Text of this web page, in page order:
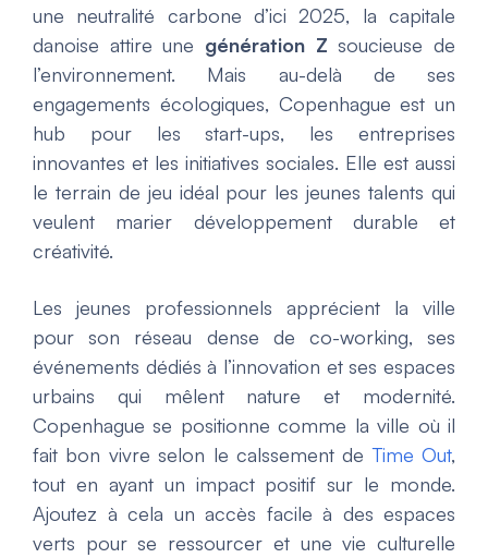
une neutralité carbone d’ici 2025, la capitale
danoise attire une génération Z soucieuse de
l’environnement. Mais au-delà de ses
engagements écologiques, Copenhague est un
hub pour les start-ups, les entreprises
innovantes et les initiatives sociales. Elle est aussi
le terrain de jeu idéal pour les jeunes talents qui
veulent marier développement durable et
créativité.
Les jeunes professionnels apprécient la ville
pour son réseau dense de co-working, ses
événements dédiés à l’innovation et ses espaces
urbains qui mêlent nature et modernité.
Copenhague se positionne comme la ville où il
fait bon vivre selon le calssement deTime Out,
tout en ayant un impact positif sur le monde.
Ajoutez à cela un accès facile à des espaces
verts pour se ressourcer et une vie culturelle